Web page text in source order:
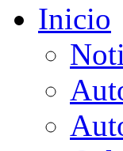
Inicio